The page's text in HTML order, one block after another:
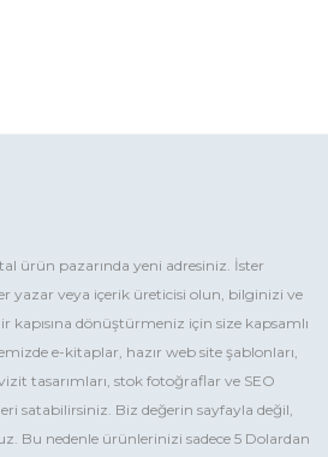
ürün pazarında yeni adresiniz. İster
yazar veya içerik üreticisi olun, bilginizi ve
kapısına dönüştürmeniz için size kapsamlı
e-kitaplar, hazır web site şablonları,
tasarımları, stok fotoğraflar ve SEO
satabilirsiniz. Biz değerin sayfayla değil,
Bu nedenle ürünlerinizi sadece 5 Dolardan